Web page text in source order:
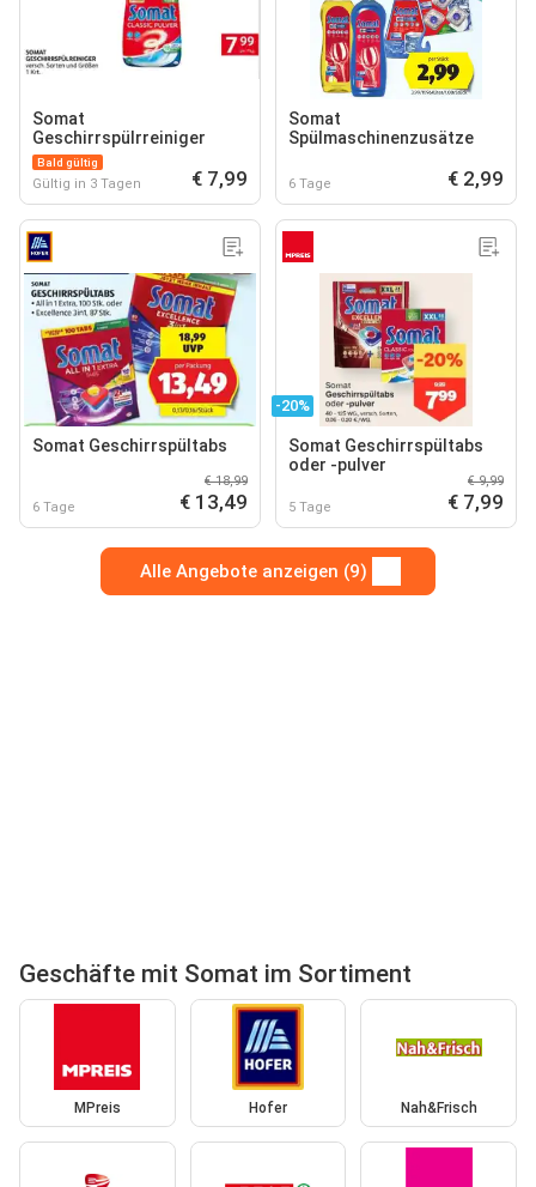
Somat
Geschirrspülrreiniger
Bald gültig
Gültig in 3 Tagen € 7,99
Somat
Spülmaschinenzusätze
6 Tage € 2,99
Somat Geschirrspültabs
6 Tage
€ 18,99
€ 13,49
-20%
Somat Geschirrspültabs
oder -pulver
5 Tage
€ 9,99
€ 7,99
Alle Angebote anzeigen (9)
Geschäfte mit Somat im Sortiment
MPreis Hofer Nah&Frisch